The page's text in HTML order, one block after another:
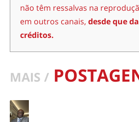
não têm ressalvas na
em outros canais, desde que
créditos.
MAIS /